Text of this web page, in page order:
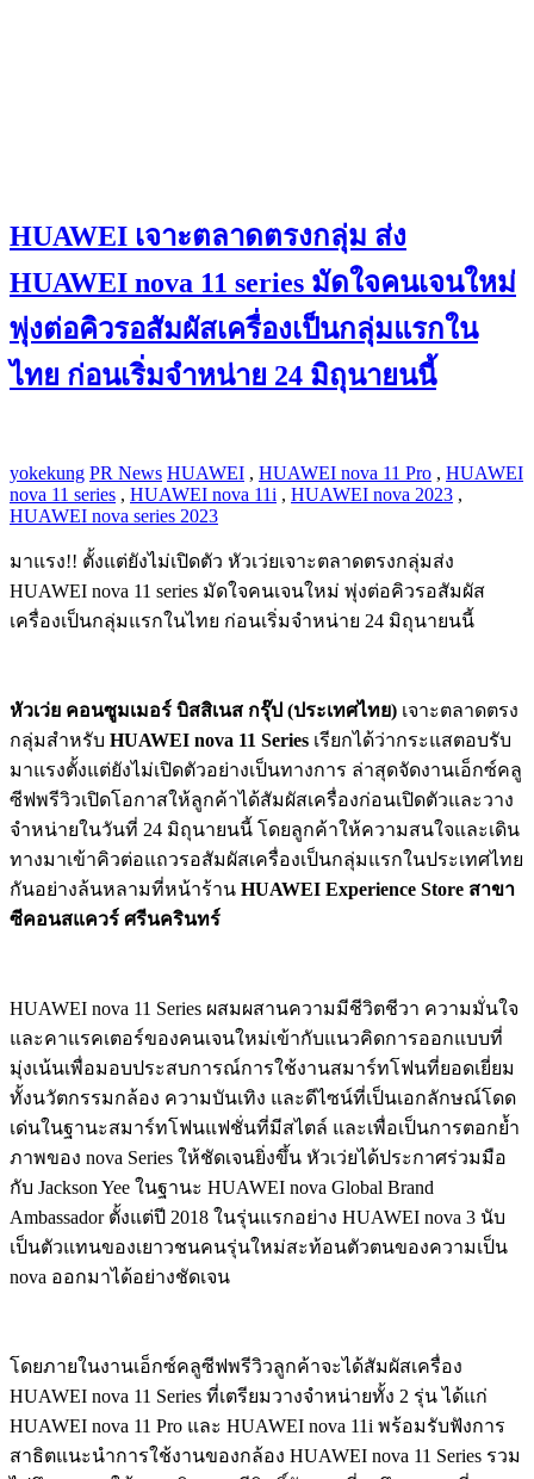
HUAWEI เจาะตลาดตรงกลุ่ม ส่ง
HUAWEI nova 11 series มัดใจคนเจนใหม่
พุ่งต่อคิวรอสัมผัสเครื่องเป็นกลุ่มแรกใน
ไทย ก่อนเริ่มจำหน่าย 24 มิถุนายนนี้
yokekung PR News HUAWEI , HUAWEI nova 11 Pro , HUAWEI
nova 11 series , HUAWEI nova 11i , HUAWEI nova 2023 ,
HUAWEI nova series 2023
มาแรง!! ตั้งแต่ยังไม่เปิดตัว หัวเว่ยเจาะตลาดตรงกลุ่มส่ง
HUAWEI nova 11 series มัดใจคนเจนใหม่ พุ่งต่อคิวรอสัมผัส
เครื่องเป็นกลุ่มแรกในไทย ก่อนเริ่มจำหน่าย 24 มิถุนายนนี้
หัวเว่ย คอนซูมเมอร์ บิสสิเนส กรุ๊ป (ประเทศไทย) เจาะตลาดตรง
กลุ่มสำหรับ HUAWEI nova 11 Series เรียกได้ว่ากระแสตอบรับ
มาแรงตั้งแต่ยังไม่เปิดตัวอย่างเป็นทางการ ล่าสุดจัดงานเอ็กซ์คลู
ซีฟพรีวิวเปิดโอกาสให้ลูกค้าได้สัมผัสเครื่องก่อนเปิดตัวและวาง
จำหน่ายในวันที่ 24 มิถุนายนนี้ โดยลูกค้าให้ความสนใจและเดิน
ทางมาเข้าคิวต่อแถวรอสัมผัสเครื่องเป็นกลุ่มแรกในประเทศไทย
กันอย่างล้นหลามที่หน้าร้าน HUAWEI Experience Store สาขา
ซีคอนสแควร์ ศรีนครินทร์
HUAWEI nova 11 Series ผสมผสานความมีชีวิตชีวา ความมั่นใจ
และคาแรคเตอร์ของคนเจนใหม่เข้ากับแนวคิดการออกแบบที่
มุ่งเน้นเพื่อมอบประสบการณ์การใช้งานสมาร์ทโฟนที่ยอดเยี่ยม
ทั้งนวัตกรรมกล้อง ความบันเทิง และดีไซน์ที่เป็นเอกลักษณ์โดด
เด่นในฐานะสมาร์ทโฟนแฟชั่นที่มีสไตล์ และเพื่อเป็นการตอกย้ำ
ภาพของ nova Series ให้ชัดเจนยิ่งขึ้น หัวเว่ยได้ประกาศร่วมมือ
กับ Jackson Yee ในฐานะ HUAWEI nova Global Brand
Ambassador ตั้งแต่ปี 2018 ในรุ่นแรกอย่าง HUAWEI nova 3 นับ
เป็นตัวแทนของเยาวชนคนรุ่นใหม่สะท้อนตัวตนของความเป็น
nova ออกมาได้อย่างชัดเจน
โดยภายในงานเอ็กซ์คลูซีฟพรีวิวลูกค้าจะได้สัมผัสเครื่อง
HUAWEI nova 11 Series ที่เตรียมวางจำหน่ายทั้ง 2 รุ่น ได้แก่
HUAWEI nova 11 Pro และ HUAWEI nova 11i พร้อมรับฟังการ
สาธิตแนะนำการใช้งานของกล้อง HUAWEI nova 11 Series รวม